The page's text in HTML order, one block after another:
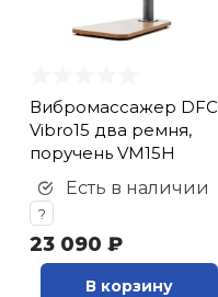
Вибромассажер DFC
Vibro15 два ремня,
поручень VM15H
Есть в наличии
?
23 090 ₽
В корзину